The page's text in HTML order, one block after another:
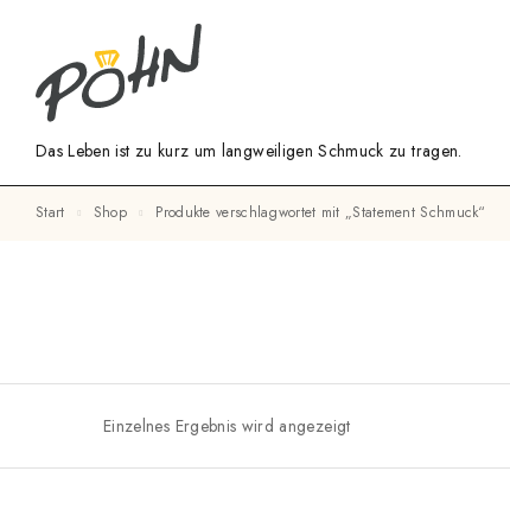
Das Leben ist zu kurz um langweiligen Schmuck zu tragen.
Start Shop Produkte verschlagwortet mit „Statement Schmuck“
Einzelnes Ergebnis wird angezeigt